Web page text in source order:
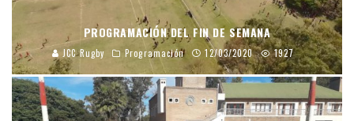
PROGRAMACIÓN DEL FIN DE SEMANA
JCC Rugby Programación 12/03/2020 1927